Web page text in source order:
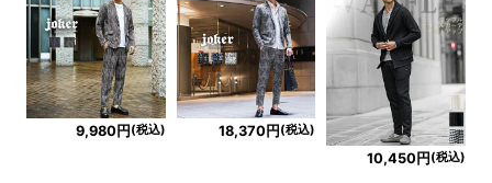
9,980円(税込) 18,370円(税込)
10,450円 (税込)